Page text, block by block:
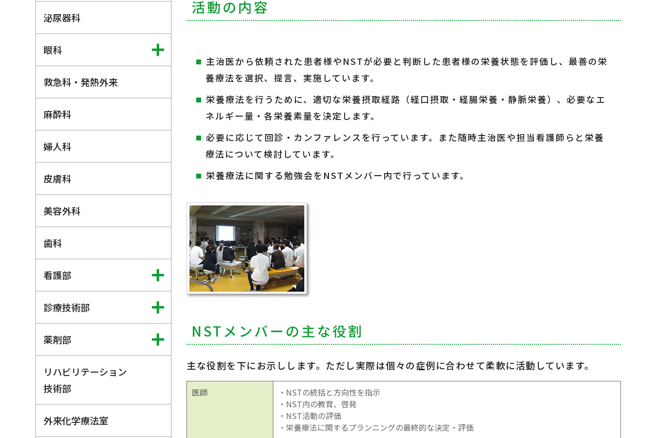
泌尿器科
眼科
救急科・発熱外来​
麻酔科
婦人科
皮膚科
美容外科
歯科
看護部
診療技術部
薬剤部
リハビリテーション
技術部​
外来化学療法室
活動の内容
主治医から依頼された患者様やNSTが必要と判断した患者様の栄養状態を評価し、最善の栄
養療法を選択、提言、実施しています。
栄養療法を行うために、適切な栄養摂取経路（経口摂取・経腸栄養・静脈栄養）、必要なエ
ネルギー量・各栄養素量を決定します。
必要に応じて回診・カンファレンスを行っています。また随時主治医や担当看護師らと栄養
療法について検討しています。
栄養療法に関する勉強会をNSTメンバー内で行っています。
NSTメンバーの主な役割
主な役割を下にお示しします。ただし実際は個々の症例に合わせて柔軟に活動しています。
医師
・NSTの統括と方向性を指示
・NST内の教育、啓発
・NST活動の評価
・栄養療法に関するプランニングの最終的な決定・評価